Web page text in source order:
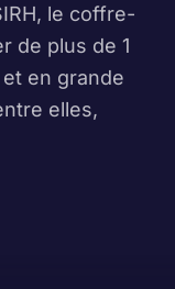
le coffre-
de plus de 1
en grande
elles,